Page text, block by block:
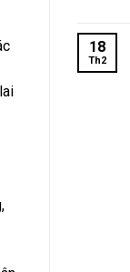
18
Th2